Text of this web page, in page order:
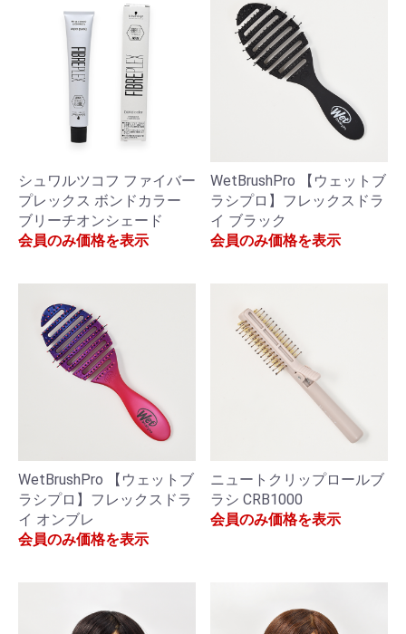
シュワルツコフ ファイバー
プレックス ボンドカラー
ブリーチオンシェード
会員のみ価格を表示
WetBrushPro 【ウェットブ
ラシプロ】フレックスドラ
イ ブラック
会員のみ価格を表示
WetBrushPro 【ウェットブ
ラシプロ】フレックスドラ
イ オンブレ
会員のみ価格を表示
ニュートクリップロールブ
ラシ CRB1000
会員のみ価格を表示